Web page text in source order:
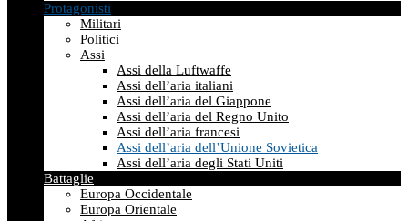
Protagonisti
Militari
Politici
Assi
Assi della Luftwaffe
Assi dell’aria italiani
Assi dell’aria del Giappone
Assi dell’aria del Regno Unito
Assi dell’aria francesi
Assi dell’aria dell’Unione Sovietica
Assi dell’aria degli Stati Uniti
Battaglie
Europa Occidentale
Europa Orientale